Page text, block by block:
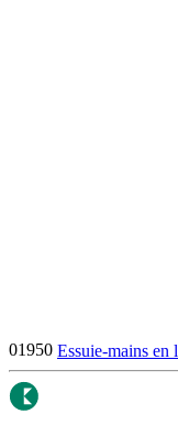
01950 Essuie-mains en